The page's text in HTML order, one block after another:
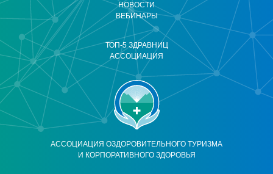
АССОЦИАЦИЯ ОЗДОРОВИТЕЛЬНОГО ТУРИЗМА
И КОРПОРАТИВНОГО ЗДОРОВЬЯ
НОВОСТИ
ВЕБИНАРЫ
ТОП-5 ЗДРАВНИЦ
АССОЦИАЦИЯ